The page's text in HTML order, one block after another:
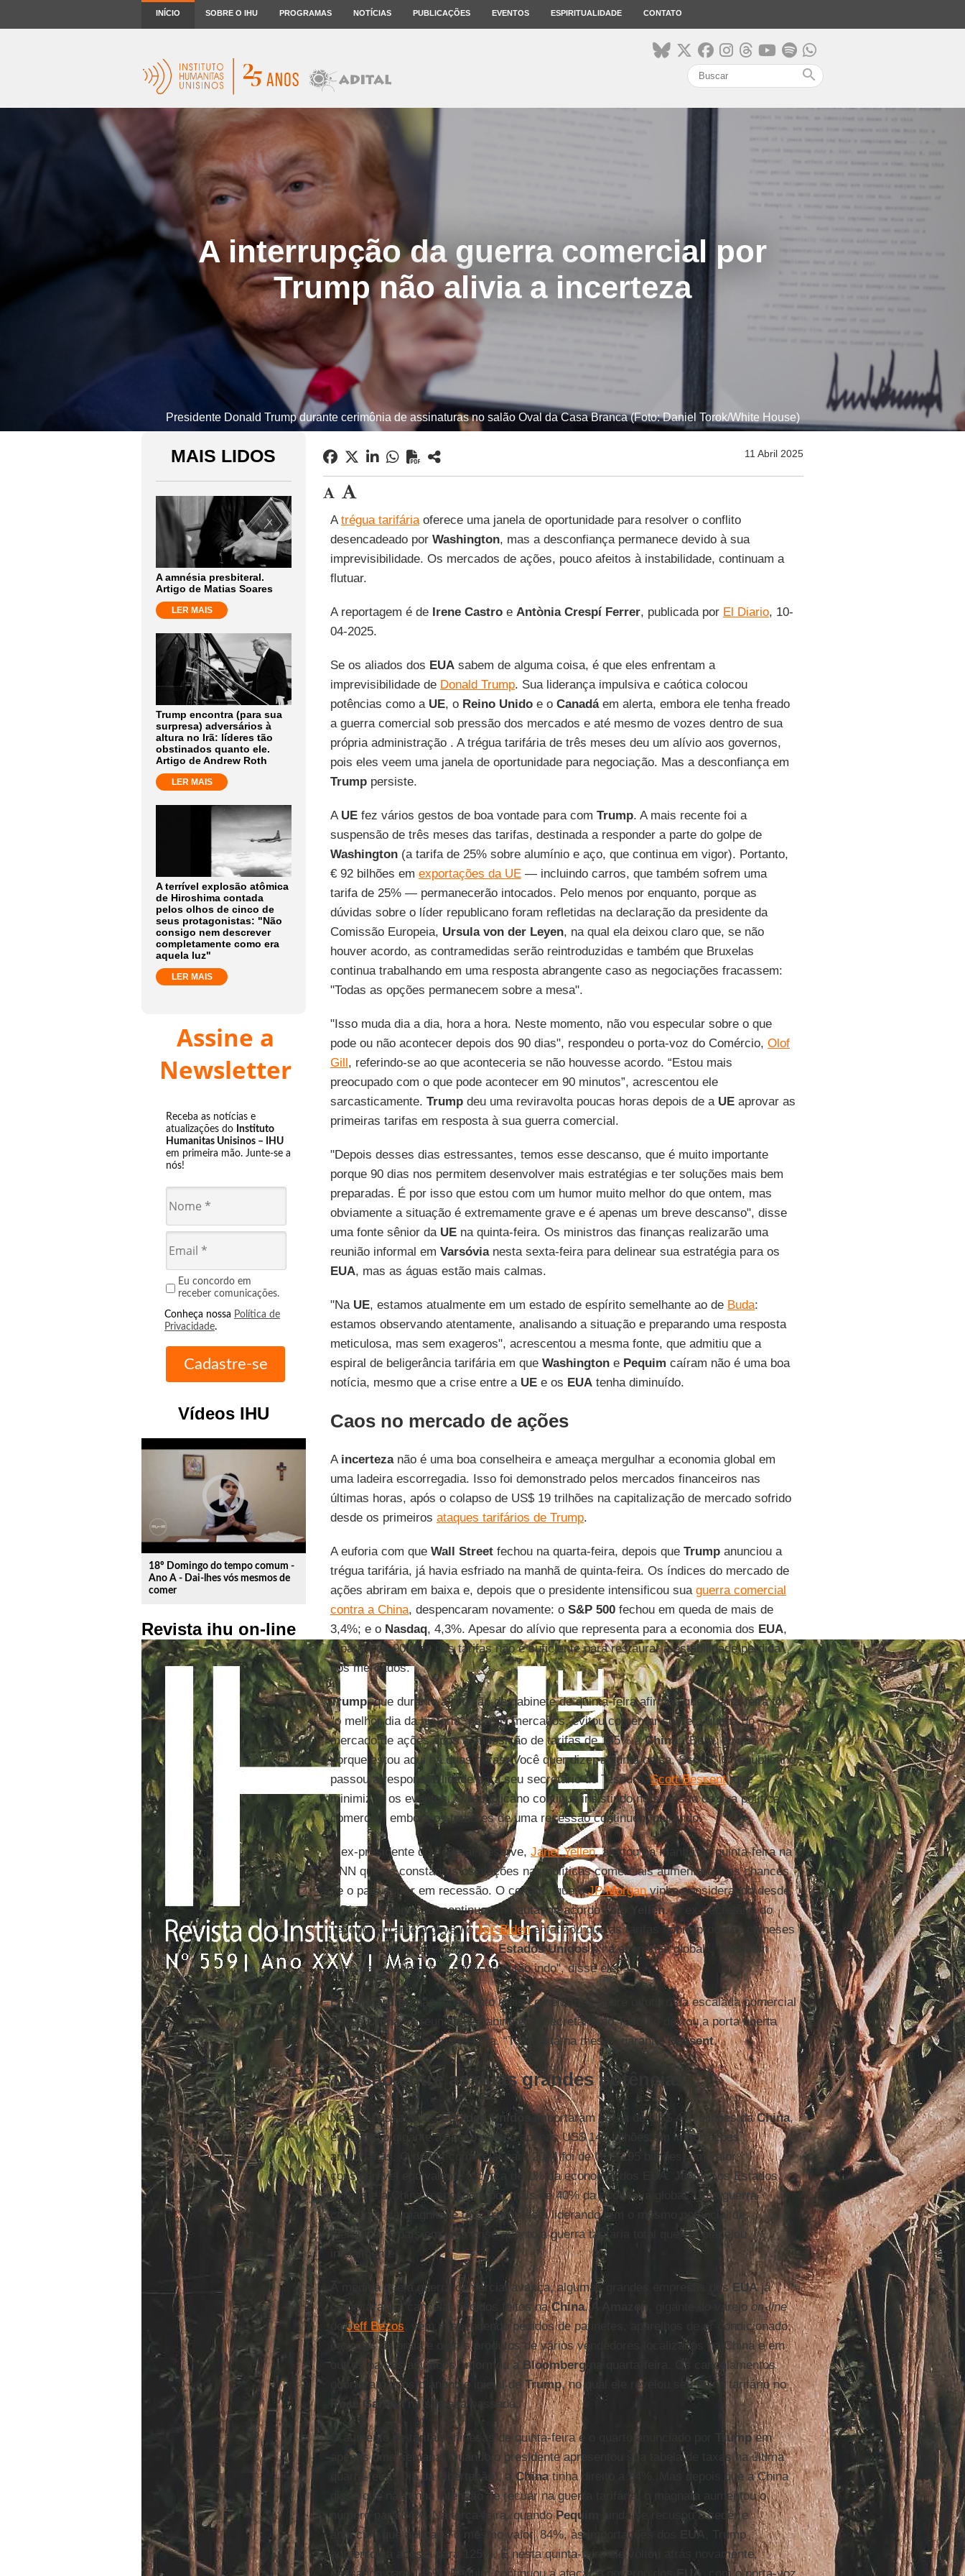
INÍCIO SOBRE O IHU PROGRAMAS NOTÍCIAS PUBLICAÇÕES EVENTOS ESPIRITUALIDADE CONTATO
search
A interrupção da guerra comercial por
Trump não alivia a incerteza
Presidente Donald Trump durante cerimônia de assinaturas no salão Oval da Casa Branca (Foto: Daniel Torok/White House)
MAIS LIDOS
A amnésia presbiteral.
Artigo de Matias Soares
LER MAIS
Trump encontra (para sua
surpresa) adversários à
altura no Irã: líderes tão
obstinados quanto ele.
Artigo de Andrew Roth
LER MAIS
A terrível explosão atômica
de Hiroshima contada
pelos olhos de cinco de
seus protagonistas: "Não
consigo nem descrever
completamente como era
aquela luz"
LER MAIS
Assine a
Newsletter
Receba as notícias e
atualizações do Instituto
Humanitas Unisinos – IHU
em primeira mão. Junte-se a
nós!
Eu concordo em
receber comunicações.
Conheça nossa Política de
Privacidade.
Vídeos IHU
play_circle_outline
18º Domingo do tempo comum -
Ano A - Dai-lhes vós mesmos de
comer
Revista ihu on-line
11 Abril 2025
Atrégua tarifáriaoferece uma janela de oportunidade para resolver o conflito
desencadeado por Washington, mas a desconfiança permanece devido à sua
imprevisibilidade. Os mercados de ações, pouco afeitos à instabilidade, continuam a
flutuar.
A reportagem é de Irene Castroe Antònia Crespí Ferrer, publicada por El Diario, 10-
04-2025.
Se os aliados dos EUAsabem de alguma coisa, é que eles enfrentam a
imprevisibilidade de Donald Trump. Sua liderança impulsiva e caótica colocou
potências como a UE, o Reino Unidoe o Canadáem alerta, embora ele tenha freado
a guerra comercial sob pressão dos mercados e até mesmo de vozes dentro de sua
própria administração . A trégua tarifária de três meses deu um alívio aos governos,
pois eles veem uma janela de oportunidade para negociação. Mas a desconfiança em
Trumppersiste.
A UEfez vários gestos de boa vontade para com Trump. A mais recente foi a
suspensão de três meses das tarifas, destinada a responder a parte do golpe de
Washington(a tarifa de 25% sobre alumínio e aço, que continua em vigor). Portanto,
€ 92 bilhões em exportações da UE— incluindo carros, que também sofrem uma
tarifa de 25% — permanecerão intocados. Pelo menos por enquanto, porque as
dúvidas sobre o líder republicano foram refletidas na declaração da presidente da
Comissão Europeia, Ursula von der Leyen, na qual ela deixou claro que, se não
houver acordo, as contramedidas serão reintroduzidas e também que Bruxelas
continua trabalhando em uma resposta abrangente caso as negociações fracassem:
"Todas as opções permanecem sobre a mesa".
"Isso muda dia a dia, hora a hora. Neste momento, não vou especular sobre o que
pode ou não acontecer depois dos 90 dias", respondeu o porta-voz do Comércio, Olof
Gill, referindo-se ao que aconteceria se não houvesse acordo. “Estou mais
preocupado com o que pode acontecer em 90 minutos”, acrescentou ele
sarcasticamente. Trumpdeu uma reviravolta poucas horas depois de a UEaprovar as
primeiras tarifas em resposta à sua guerra comercial.
"Depois desses dias estressantes, temos esse descanso, que é muito importante
porque 90 dias nos permitem desenvolver mais estratégias e ter soluções mais bem
preparadas. É por isso que estou com um humor muito melhor do que ontem, mas
obviamente a situação é extremamente grave e é apenas um breve descanso", disse
uma fonte sênior da UEna quinta-feira. Os ministros das finanças realizarão uma
reunião informal em Varsóvianesta sexta-feira para delinear sua estratégia para os
EUA, mas as águas estão mais calmas.
"Na UE, estamos atualmente em um estado de espírito semelhante ao de Buda:
estamos observando atentamente, analisando a situação e preparando uma resposta
meticulosa, mas sem exageros", acrescentou a mesma fonte, que admitiu que a
espiral de beligerância tarifária em que Washingtone Pequim caíram não é uma boa
notícia, mesmo que a crise entre a UEe os EUAtenha diminuído.
Caos no mercado de ações
A incertezanão é uma boa conselheira e ameaça mergulhar a economia global em
uma ladeira escorregadia. Isso foi demonstrado pelos mercados financeiros nas
últimas horas, após o colapso de US$ 19 trilhões na capitalização de mercado sofrido
desde os primeiros ataques tarifários de Trump.
A euforia com que Wall Streetfechou na quarta-feira, depois que Trumpanunciou a
trégua tarifária, já havia esfriado na manhã de quinta-feira. Os índices do mercado de
ações abriram em baixa e, depois que o presidente intensificou sua guerra comercial
contra a China, despencaram novamente: o S&P 500fechou em queda de mais de
3,4%; e o Nasdaq, 4,3%. Apesar do alívio que representa para a economia dos EUA,
a pausa de 90 dias nas tarifas não é suficiente para restaurar a estabilidade perdida
dos mercados.
Trump, que durante a reunião de gabinete de quinta-feira afirmou que quarta-feira foi
"o melhor dia da história" para os mercados, evitou comentar sobre a queda do
mercado de ações após a imposição de tarifas de 145% àChina: "Bem, eu não vi
porque estou aqui há duas horas. Você quer dizer alguma coisa, Scott?" O republicano
passou a responsabilidade para seu secretário do Tesouro,Scott Bessent, que
minimizou os eventos. O republicano continua insistindo no sucesso de sua política
comercial, embora os temores de uma recessão continuem pairando.
A ex-presidente do Federal Reserve, Janet Yellen, alertou na manhã de quinta-feira na
CNN que as constantes oscilações nas políticas comerciais aumentaram as chances
de o país entrar em recessão. O cenário, que oJP Morganvinha considerando desde
o Dia da Libertação, continua em pauta, de acordo com
Yellen. O ex-secretário do
Tesouro durante o governoJoe Bidenenfatizou que as tarifas sobre produtos chineses
terão "um impacto enorme nosEstados Unidose na economia global". "Ninguém
sabe para onde essas políticas estão indo", disse ele.
Embora Trumpnão tenha feito mais comentários sobre o futuro da escalada comercial
com aChinana reunião de gabinete, o Secretário do Tesouro deixou a porta aberta
para um acordo na quarta-feira. “Tudo está na mesa”, garantiuBessent.
Tensão entre as duas grandes potências
No ano passado, osEstados Unidos importaram cerca de US$ 440 bilhões daChina,
enquanto o gigante asiático gastou apenas US$ 145 bilhões em importações
americanas. O déficit comercial para 2024 foi de US$ 295 bilhões, um valor
considerável equivalente a cerca de 1% da economia dos EUA. Juntos, os Estados
Unidos e a China respondem por mais de 40% da economia global. Uma guerra
comercial da magnitude que Trump
está liderando tem o mesmo potencial de
mergulhar o país em uma crise quanto a guerra tarifária total que ele planejou
inicialmente.
À medida que a guerra comercial avança, algumas grandes empresas dosEUAjá
começaram a cancelar pedidos feitos naChina. A Amazon , gigante do varejoon-line
deJeff Bezos , vem suspendendo pedidos de patinetes, aparelhos de ar condicionado,
cadeiras de praia e outros produtos de vários vendedores localizados na China e em
outros países asiáticos, informou a Bloombergna quarta-feira. Os cancelamentos
ocorreram após o anúncio inicial deTrump, no qual ele revelou seu plano tarifário no
Rose Garden na semana passada.
O aumento de tarifas chinesas de quinta-feira é o quarto anunciado por Trumpem
apenas uma semana. Quando o presidente apresentou sua tabela de taxas na última
quarta-feira (Dia da Libertação), a Chinatinha direito a 34%. Mas depois que a China
disse que não tinha intenção de recuar na guerra tarifária, o magnata aumentou o
número para 84%. Na terça-feira, quandoPequim
ainda se recusou a ceder e
anunciou que aplicaria o mesmo valor, 84%, às importações dos
EUA
, Trump
aumentou a aposta para 125%. E nesta quinta-feira ele voltou atrás novamente,